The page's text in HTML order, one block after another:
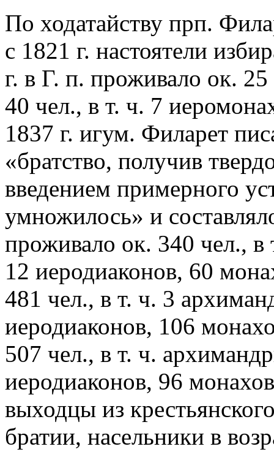
По ходатайству прп.
с 1821 г. настоятели
г. в Г. п. проживало ок. 25
40 чел., в т. ч. 7
1837 г. игум. Филарет
«братство, получив
введением примерного
умножилось» и
проживало ок. 340 чел.,
12 иеродиаконов, 60
481 чел., в т. ч. 3
иеродиаконов, 106
507 чел., в т. ч.
иеродиаконов, 96
выходцы из
братии, насельники в